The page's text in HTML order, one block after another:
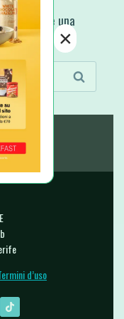
forse una
E-Book & Libri
Contatti
d’uso
×